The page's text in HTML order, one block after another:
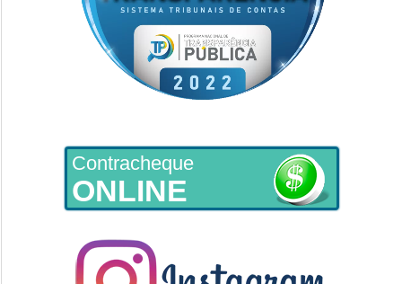
Contracheque
ONLINE